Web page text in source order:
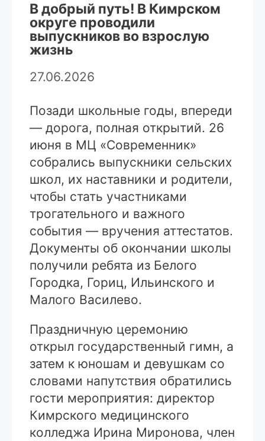
В добрый путь! В Кимрском
округе проводили
выпускников во взрослую
жизнь
27.06.2026
Позади школьные годы, впереди
— дорога, полная открытий. 26
июня в МЦ «Современник»
собрались выпускники сельских
школ, их наставники и родители,
чтобы стать участниками
трогательного и важного
события — вручения аттестатов.
Документы об окончании школы
получили ребята из Белого
Городка, Гориц, Ильинского и
Малого Василево.
Праздничную церемонию
открыл государственный гимн, а
затем к юношам и девушкам со
словами напутствия обратились
гости мероприятия: директор
Кимрского медицинского
колледжа Ирина Миронова, член